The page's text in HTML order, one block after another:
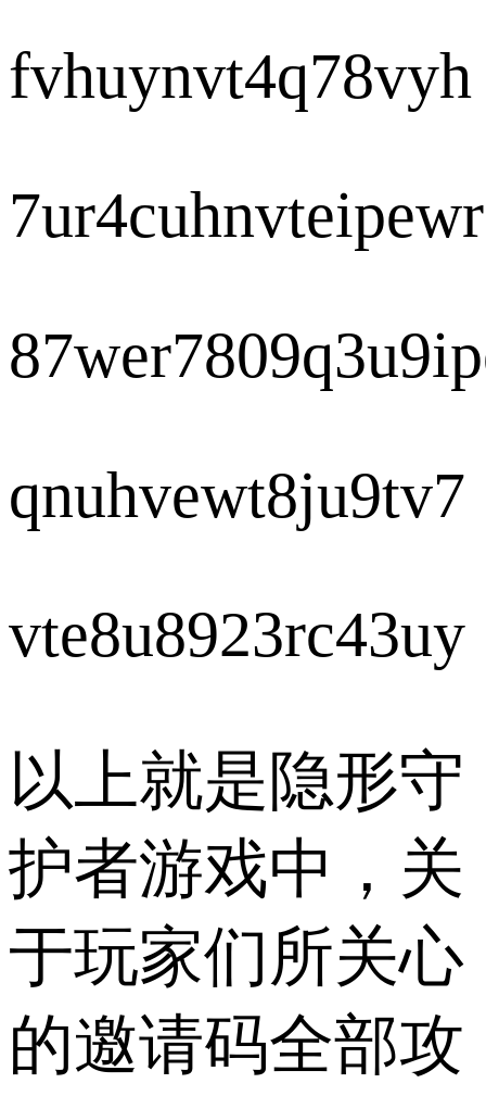
fvhuynvt4q78vyh
7ur4cuhnvteipewr
qnuhvewt8ju9tv7
vte8u8923rc43uy
以上就是隐形守
护者游戏中，关
于玩家们所关心
的邀请码全部攻